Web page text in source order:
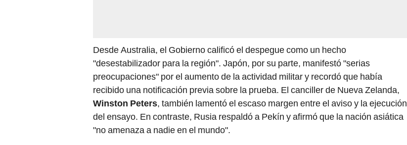
Desde Australia, el Gobierno calificó el despegue como un hecho
"desestabilizador para la región". Japón, por su parte, manifestó "serias
preocupaciones" por el aumento de la actividad militar y recordó que había
recibido una notificación previa sobre la prueba. El canciller de Nueva Zelanda,
Winston Peters, también lamentó el escaso margen entre el aviso y la ejecución
del ensayo. En contraste, Rusia respaldó a Pekín y afirmó que la nación asiática
"no amenaza a nadie en el mundo".